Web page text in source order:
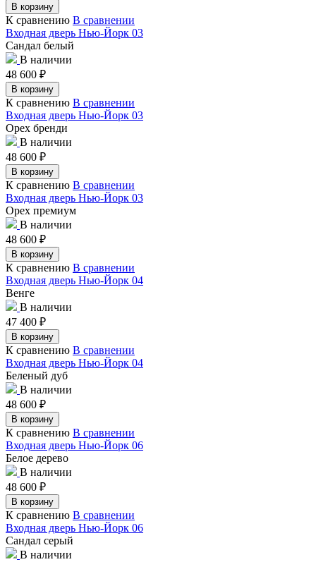
В корзину
К сравнению В сравнении
Входная дверь Нью-Йорк 03
Сандал белый
В наличии
48 600 ₽
В корзину
К сравнению В сравнении
Входная дверь Нью-Йорк 03
Орех бренди
В наличии
48 600 ₽
В корзину
К сравнению В сравнении
Входная дверь Нью-Йорк 03
Орех премиум
В наличии
48 600 ₽
В корзину
К сравнению В сравнении
Входная дверь Нью-Йорк 04
Венге
В наличии
47 400 ₽
В корзину
К сравнению В сравнении
Входная дверь Нью-Йорк 04
Беленый дуб
В наличии
48 600 ₽
В корзину
К сравнению В сравнении
Входная дверь Нью-Йорк 06
Белое дерево
В наличии
48 600 ₽
В корзину
К сравнению В сравнении
Входная дверь Нью-Йорк 06
Сандал серый
В наличии